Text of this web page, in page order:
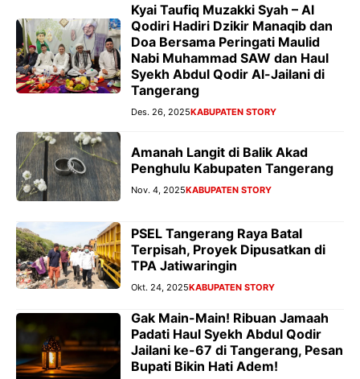
Kyai Taufiq Muzakki Syah – Al
Qodiri Hadiri Dzikir Manaqib dan
Doa Bersama Peringati Maulid
Nabi Muhammad SAW dan Haul
Syekh Abdul Qodir Al-Jailani di
Tangerang
Des. 26, 2025KABUPATEN STORY
Amanah Langit di Balik Akad
Penghulu Kabupaten Tangerang
Nov. 4, 2025KABUPATEN STORY
PSEL Tangerang Raya Batal
Terpisah, Proyek Dipusatkan di
TPA Jatiwaringin
Okt. 24, 2025KABUPATEN STORY
Gak Main-Main! Ribuan Jamaah
Padati Haul Syekh Abdul Qodir
Jailani ke-67 di Tangerang, Pesan
Bupati Bikin Hati Adem!